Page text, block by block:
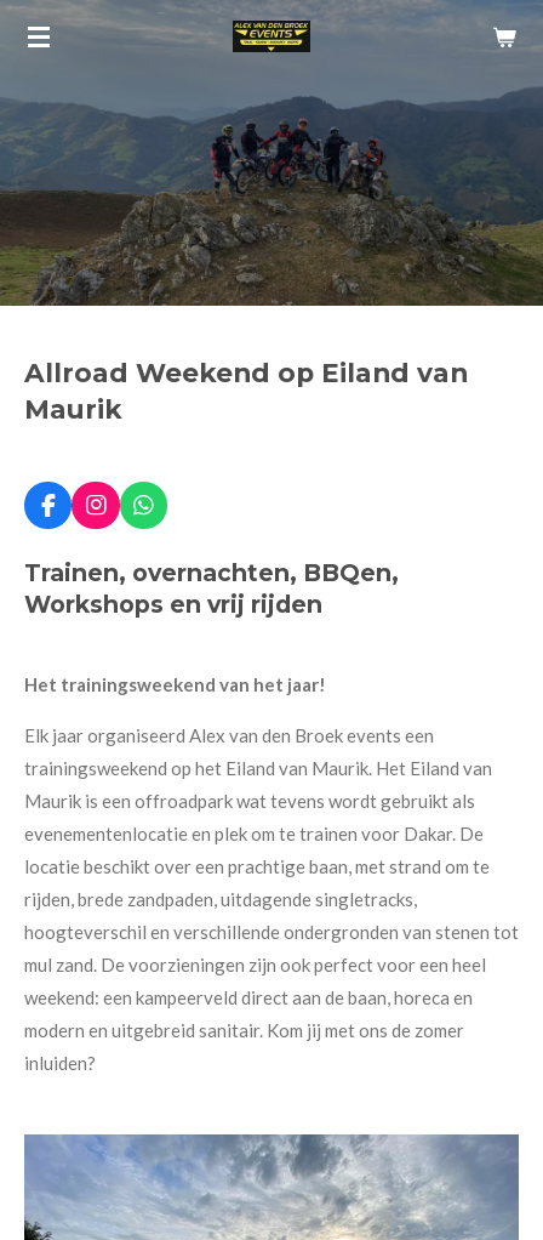
Ga
de
hoofdinhoud
Allroad Weekend op Eiland van
Maurik
F
a
e
b
I
n
t
a
m
W
h
t
s
Trainen, overnachten, BBQen,
Workshops en vrij rijden
Het trainingsweekend van het jaar!
Elk jaar organiseerd Alex van den Broek events een
trainingsweekend op het Eiland van Maurik. Het Eiland van
Maurik is een offroadpark wat tevens wordt gebruikt als
evenementenlocatie en plek om te trainen voor Dakar. De
locatie beschikt over een prachtige baan, met strand om te
rijden, brede zandpaden, uitdagende singletracks,
hoogteverschil en verschillende ondergronden van stenen tot
mul zand. De voorzieningen zijn ook perfect voor een heel
weekend: een kampeerveld direct aan de baan, horeca en
modern en uitgebreid sanitair. Kom jij met ons de zomer
inluiden?